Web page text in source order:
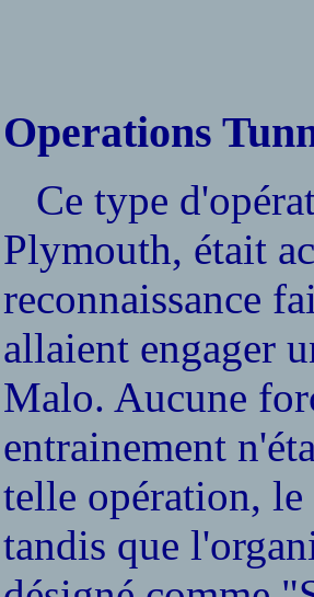
Operations
Ce type
Plymouth, était
reconnaissance
allaient engager
Malo. Aucune
entrainement
telle opération,
tandis que